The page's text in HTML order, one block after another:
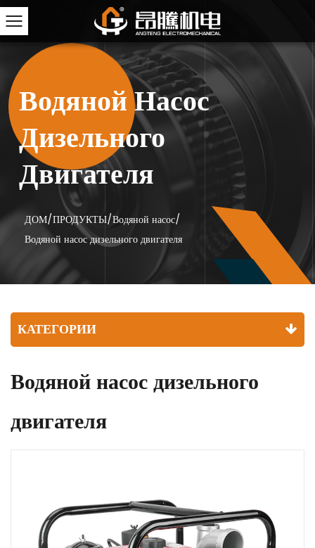
Водяной Насос
Дизельного
Двигателя
ДОМ/ПРОДУКТЫ/Водяной насос/
Водяной насос дизельного двигателя
КАТЕГОРИИ
Водяной насос дизельного
двигателя